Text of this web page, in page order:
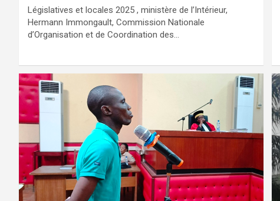
Législatives et locales 2025 , ministère de l’Intérieur,
Hermann Immongault, Commission Nationale
d’Organisation et de Coordination des…